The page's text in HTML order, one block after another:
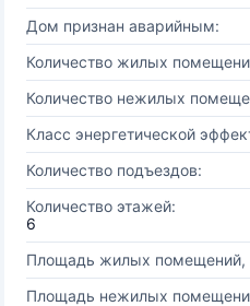
Дом признан аварийным:
Количество жилых
Количество нежилых
Класс энергетической
Количество подъездов:
Количество этажей:
6
Площадь жилых помещений,
Площадь нежилых